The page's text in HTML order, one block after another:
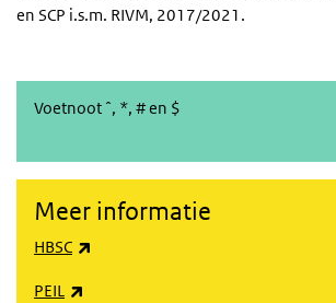
en SCP i.s.m. RIVM, 2017/2021.
Voetnoot ˆ, *, # en $
Meer informatie
HBSC
PEIL